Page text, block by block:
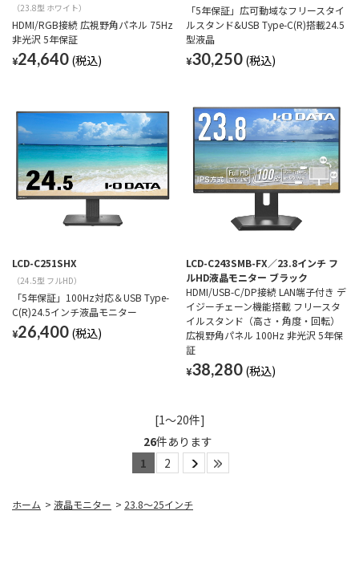
（23.8型 ホワイト）
HDMI/RGB接続 広視野角パネル 75Hz
非光沢 5年保証
¥24,640
「5年保証」広可動域なフリースタイ
ルスタンド&USB Type-C(R)搭載24.5
型液晶
¥30,250
LCD-C251SHX
（24.5型 フルHD）
「5年保証」100Hz対応＆USB Type-
C(R)24.5インチ液晶モニター
¥26,400
LCD-C243SMB-FX／23.8インチ フ
ルHD液晶モニター ブラック
HDMI/USB-C/DP接続 LAN端子付き デ
イジーチェーン機能搭載 フリースタ
イルスタンド（高さ・角度・回転）
広視野角パネル 100Hz 非光沢 5年保
証
¥38,280
[1～20件]
26件あります
1
2
ホーム > 液晶モニター > 23.8～25インチ